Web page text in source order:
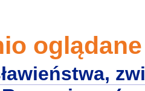
oglądane